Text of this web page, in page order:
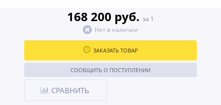
168 200 руб. за 1
Нет в наличии
ЗАКАЗАТЬ ТОВАР
СООБЩИТЬ О ПОСТУПЛЕНИИ
СРАВНИТЬ